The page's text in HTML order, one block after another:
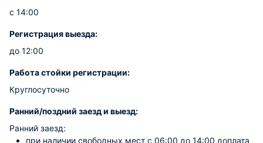
с 14:00
Регистрация выезда:
до 12:00
Работа стойки регистрации:
Круглосуточно
Ранний/поздний заезд и выезд:
Ранний заезд:
при наличии свободных мест c 06:00 до 14:00 доплата